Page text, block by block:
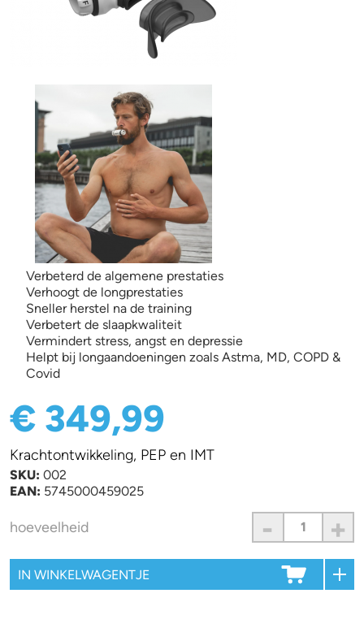
Verbeterd de algemene prestaties
Verhoogt de longprestaties
Sneller herstel na de training
Verbetert de slaapkwaliteit
Vermindert stress, angst en depressie
Helpt bij longaandoeningen zoals Astma, MD, COPD &
Covid
€ 349,99
Krachtontwikkeling, PEP en IMT
SKU: 002
EAN: 5745000459025
hoeveelheid - +